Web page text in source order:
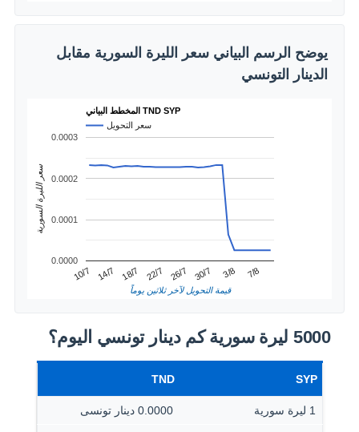
يوضح الرسم البياني سعر الليرة السورية مقابل
الدينار التونسي
المخطط البياني TND SYP
سعر التحويل
10/7 14/7 18/7 22/7 26/7 30/7 3/8 7/8
0.0000
0.0001
0.0002
0.0003
قيمة التحويل لآخر ثلاثين يوماً
سعر الليرة السورية
5000 ليرة سورية كم دينار تونسي اليوم؟
SYP
TND
1 ليرة سورية 0.0000 دينار تونسى